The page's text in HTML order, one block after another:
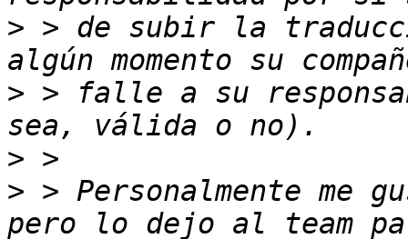
> > de subir la
> > falle a su
>
> > Personalmente